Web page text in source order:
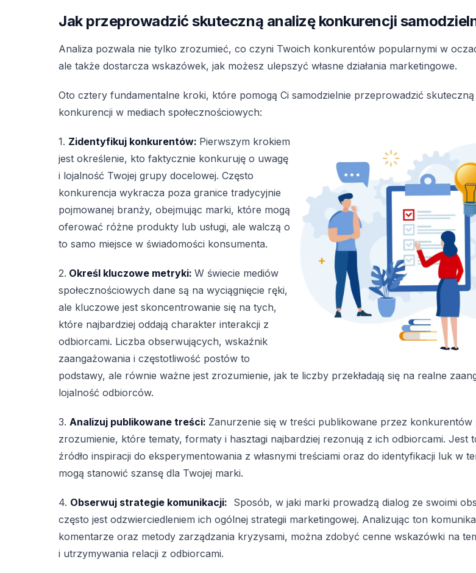
Jak przeprowadzić skuteczną analizę konkurencji
Analiza pozwala nie tylko zrozumieć, co czyni Twoich konkurentów popularnymi w
ale także dostarcza wskazówek, jak możesz ulepszyć własne działania marketingowe.
Oto cztery fundamentalne kroki, które pomogą Ci samodzielnie przeprowadzić skuteczną
konkurencji w mediach społecznościowych:
1. Zidentyfikuj konkurentów: Pierwszym krokiem
jest określenie, kto faktycznie konkuruję o uwagę
i lojalność Twojej grupy docelowej. Często
konkurencja wykracza poza granice tradycyjnie
pojmowanej branży, obejmując marki, które mogą
oferować różne produkty lub usługi, ale walczą o
to samo miejsce w świadomości konsumenta.
2. Określ kluczowe metryki: W świecie mediów
społecznościowych dane są na wyciągnięcie ręki,
ale kluczowe jest skoncentrowanie się na tych,
które najbardziej oddają charakter interakcji z
odbiorcami. Liczba obserwujących, wskaźnik
zaangażowania i częstotliwość postów to
podstawy, ale równie ważne jest zrozumienie, jak te liczby przekładają się na realne
lojalność odbiorców.
3. Analizuj publikowane treści: Zanurzenie się w treści publikowane przez konkurentów
zrozumienie, które tematy, formaty i hasztagi najbardziej rezonują z ich odbiorcami. Jest
źródło inspiracji do eksperymentowania z własnymi treściami oraz do identyfikacji luk w
mogą stanowić szansę dla Twojej marki.
4. Obserwuj strategie komunikacji: Sposób, w jaki marki prowadzą dialog ze swoimi
często jest odzwierciedleniem ich ogólnej strategii marketingowej. Analizując ton
komentarze oraz metody zarządzania kryzysami, można zdobyć cenne wskazówki na
i utrzymywania relacji z odbiorcami.